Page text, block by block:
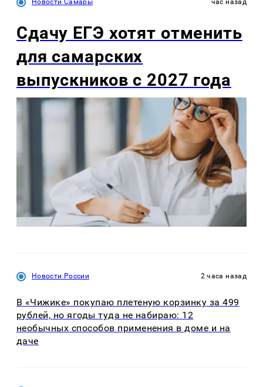
Сдачу ЕГЭ хотят отменить
для самарских
выпускников с 2027 года
Новости России 2 часа назад
В «Чижике» покупаю плетеную корзинку за 499
рублей, но ягоды туда не набираю: 12
необычных способов применения в доме и на
даче